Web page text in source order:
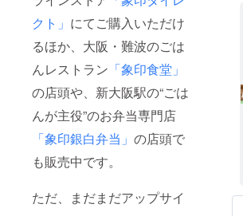
クト」 にてご購入いただけ
るほか、大阪・難波のごは
んレストラン 「象印食堂」
の店頭や、新大阪駅の“ごは
んが主役”のお弁当専門店
「象印銀白弁当」 の店頭で
も販売中です。
ただ、まだまだアップサイ